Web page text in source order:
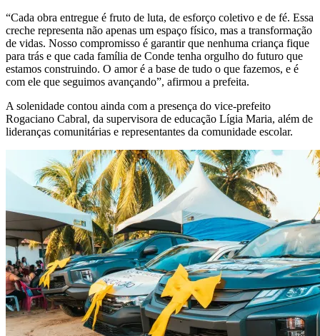
“Cada obra entregue é fruto de luta, de esforço coletivo e de fé. Essa
creche representa não apenas um espaço físico, mas a transformação
de vidas. Nosso compromisso é garantir que nenhuma criança fique
para trás e que cada família de Conde tenha orgulho do futuro que
estamos construindo. O amor é a base de tudo o que fazemos, e é
com ele que seguimos avançando”, afirmou a prefeita.
A solenidade contou ainda com a presença do vice-prefeito
Rogaciano Cabral, da supervisora de educação Lígia Maria, além de
lideranças comunitárias e representantes da comunidade escolar.